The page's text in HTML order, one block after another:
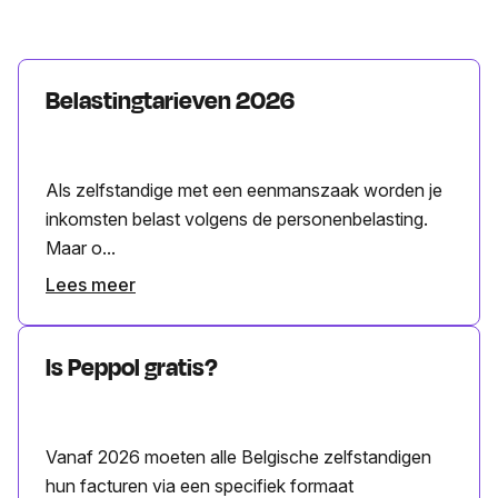
Belastingtarieven 2026
Als zelfstandige met een eenmanszaak worden je
inkomsten belast volgens de personenbelasting.
Maar o...
Lees meer
Is Peppol gratis?
Vanaf 2026 moeten alle Belgische zelfstandigen
hun facturen via een specifiek formaat